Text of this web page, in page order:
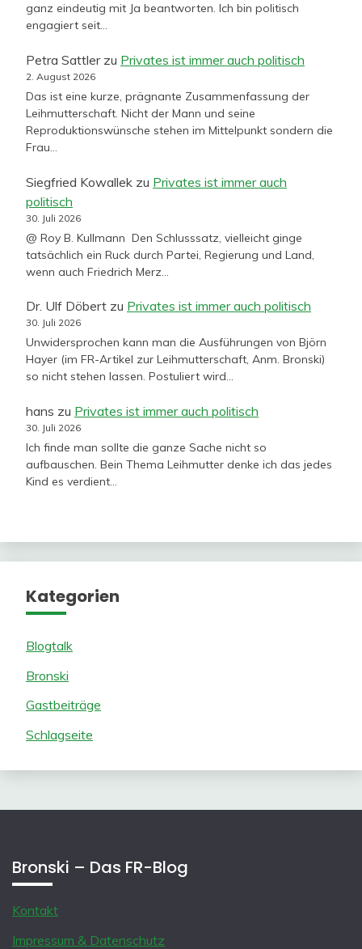
ganz eindeutig mit Ja beantworten. Ich bin politisch
engagiert seit…
Petra Sattlerzu Privates ist immer auch politisch
2. August 2026
Das ist eine kurze, prägnante Zusammenfassung der
Leihmutterschaft. Nicht der Mann und seine
Reproduktionswünsche stehen im Mittelpunkt sondern die
Frau…
Siegfried Kowallek zu Privates ist immer auch
politisch
30. Juli 2026
@ Roy B. Kullmann Den Schlusssatz, vielleicht ginge
tatsächlich ein Ruck durch Partei, Regierung und Land,
wenn auch Friedrich Merz…
Dr. Ulf Döbert zu Privates ist immer auch politisch
30. Juli 2026
Unwidersprochen kann man die Ausführungen von Björn
Hayer (im FR-Artikel zur Leihmutterschaft, Anm. Bronski)
so nicht stehen lassen. Postuliert wird…
hans zu Privates ist immer auch politisch
30. Juli 2026
Ich finde man sollte die ganze Sache nicht so
aufbauschen. Bein Thema Leihmutter denke ich das jedes
Kind es verdient…
Kategorien
Blogtalk
Bronski
Gastbeiträge
Schlagseite
Bronski – Das FR-Blog
Kontakt
Impressum & Datenschutz